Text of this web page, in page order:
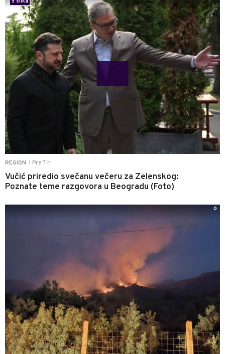
REGION Pre 7 h
Vučić priredio svečanu večeru za Zelenskog:
Poznate teme razgovora u Beogradu (Foto)
0